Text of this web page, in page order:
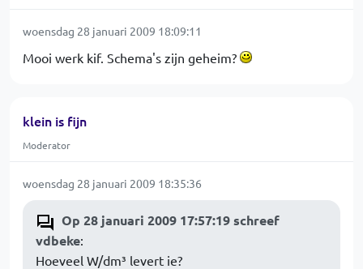
woensdag 28 januari 2009 18:09:11
Mooi werk kif. Schema's zijn geheim?
klein is fijn
Moderator
woensdag 28 januari 2009 18:35:36
Op 28 januari 2009 17:57:19 schreef
vdbeke:
Hoeveel W/dm³ levert ie?